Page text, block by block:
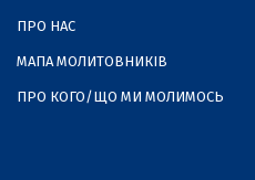
ПРО НАС
МАПА МОЛИТОВНИКІВ
ПРО КОГО/ЩО МИ МОЛИМОСЬ